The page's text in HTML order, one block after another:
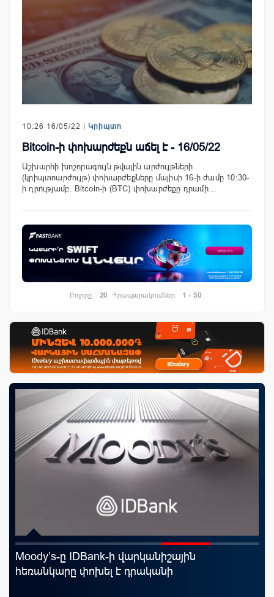
10:26 16/05/22 | Կրիպտո
Bitcoin-ի փոխարժեքն աճել է - 16/05/22
Աշխարհի խոշորագույն թվային արժույթների
(կրիպտոարժույթ) փոխարժեքները մայիսի 16-ի ժամը 10:30-
ի դրությամբ. Bitcoin-ի (BTC) փոխարժեքը դրամի…
Բոլորը. 20 Հրապարակումներ. 1 - 50
Moody’s-ը IDBank-ի վարկանիշային
հեռանկարը փոխել է դրականի